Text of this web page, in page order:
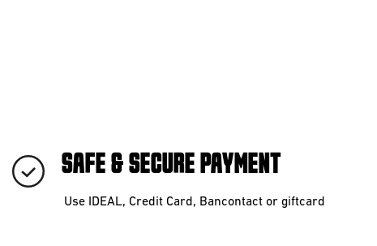
SAFE & SECURE PAYMENT
Use IDEAL, Credit Card, Bancontact or giftcard